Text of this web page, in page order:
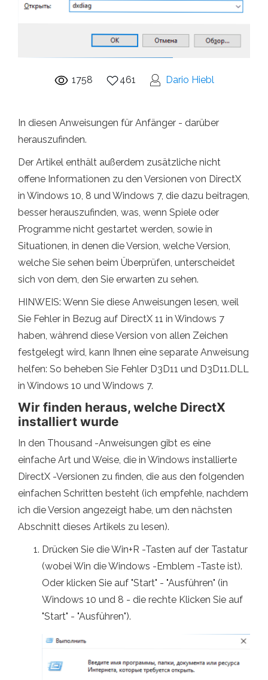
1758 461 Dario Hiebl
In diesen Anweisungen für Anfänger - darüber
herauszufinden.
Der Artikel enthält außerdem zusätzliche nicht
offene Informationen zu den Versionen von DirectX
in Windows 10, 8 und Windows 7, die dazu beitragen,
besser herauszufinden, was, wenn Spiele oder
Programme nicht gestartet werden, sowie in
Situationen, in denen die Version, welche Version,
welche Sie sehen beim Überprüfen, unterscheidet
sich von dem, den Sie erwarten zu sehen.
HINWEIS: Wenn Sie diese Anweisungen lesen, weil
Sie Fehler in Bezug auf DirectX 11 in Windows 7
haben, während diese Version von allen Zeichen
festgelegt wird, kann Ihnen eine separate Anweisung
helfen: So beheben Sie Fehler D3D11 und D3D11.DLL
in Windows 10 und Windows 7.
Wir finden heraus, welche DirectX
installiert wurde
In den Thousand -Anweisungen gibt es eine
einfache Art und Weise, die in Windows installierte
DirectX -Versionen zu finden, die aus den folgenden
einfachen Schritten besteht (ich empfehle, nachdem
ich die Version angezeigt habe, um den nächsten
Abschnitt dieses Artikels zu lesen).
Drücken Sie die Win+R -Tasten auf der Tastatur
(wobei Win die Windows -Emblem -Taste ist).
Oder klicken Sie auf "Start" - "Ausführen" (in
Windows 10 und 8 - die rechte Klicken Sie auf
"Start" - "Ausführen").